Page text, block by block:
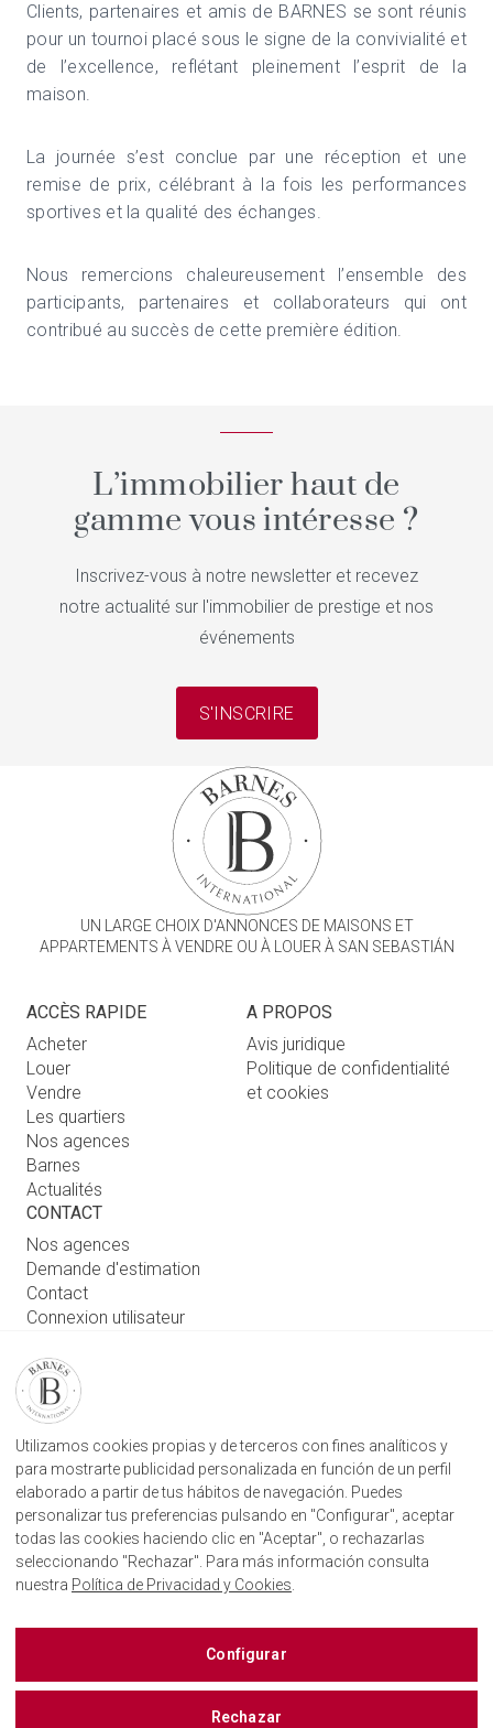
Clients, partenaires et amis de BARNES se sont réunis
pour un tournoi placé sous le signe de la convivialité et
de l’excellence, reflétant pleinement l’esprit de la
maison.
La journée s’est conclue par une réception et une
remise de prix, célébrant à la fois les performances
sportives et la qualité des échanges.
Nous remercions chaleureusement l’ensemble des
participants, partenaires et collaborateurs qui ont
contribué au succès de cette première édition.
L’immobilier haut de
gamme vous intéresse ?
Inscrivez-vous à notre newsletter et recevez
notre actualité sur l'immobilier de prestige et nos
événements
S'INSCRIRE
UN LARGE CHOIX D'ANNONCES DE MAISONS ET
APPARTEMENTS À VENDRE OU À LOUER À SAN SEBASTIÁN
ACCÈS RAPIDE
Acheter
Louer
Vendre
Les quartiers
Nos agences
Barnes
Actualités
A PROPOS
Avis juridique
Politique de confidentialité
et cookies
CONTACT
Nos agences
Demande d'estimation
Contact
Connexion utilisateur
Camino Kalea, 1
20004 Donostia, Gipuzkoa
+34 943 887 182
BARNES SAINT SÉBASTIEN SUR LES RÈSEAUX
Utilizamos cookies propias y de terceros con fines analíticos y
para mostrarte publicidad personalizada en función de un perfil
elaborado a partir de tus hábitos de navegación. Puedes
personalizar tus preferencias pulsando en "Configurar", aceptar
todas las cookies haciendo clic en "Aceptar", o rechazarlas
seleccionando "Rechazar". Para más información consulta
nuestra Política de Privacidad y Cookies
Configurar
Rechazar